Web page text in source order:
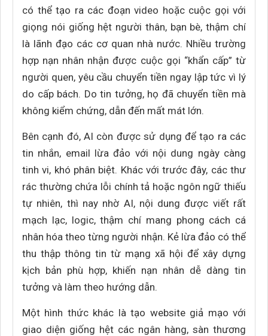
có thể tạo ra các đoạn video hoặc cuộc gọi với
giọng nói giống hệt người thân, bạn bè, thậm chí
là lãnh đạo các cơ quan nhà nước. Nhiều trường
hợp nạn nhân nhận được cuộc gọi “khẩn cấp” từ
người quen, yêu cầu chuyển tiền ngay lập tức vì lý
do cấp bách. Do tin tưởng, họ đã chuyển tiền mà
không kiểm chứng, dẫn đến mất mát lớn.
Bên cạnh đó, AI còn được sử dụng để tạo ra các
tin nhắn, email lừa đảo với nội dung ngày càng
tinh vi, khó phân biệt. Khác với trước đây, các thư
rác thường chứa lỗi chính tả hoặc ngôn ngữ thiếu
tự nhiên, thì nay nhờ AI, nội dung được viết rất
mạch lạc, logic, thậm chí mang phong cách cá
nhân hóa theo từng người nhận. Kẻ lừa đảo có thể
thu thập thông tin từ mạng xã hội để xây dựng
kịch bản phù hợp, khiến nạn nhân dễ dàng tin
tưởng và làm theo hướng dẫn.
Một hình thức khác là tạo website giả mạo với
giao diện giống hệt các ngân hàng, sàn thương